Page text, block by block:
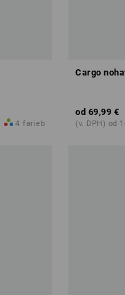
4 farieb
Cargo
od 69,99 €
(v. DPH) od